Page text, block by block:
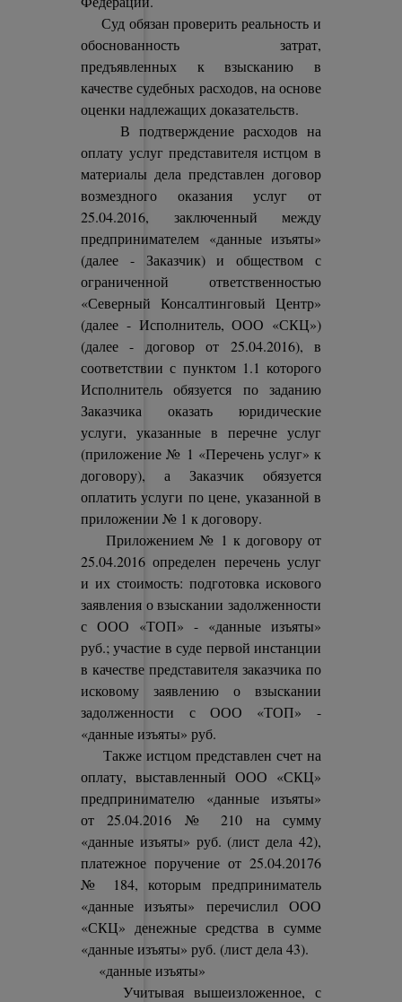
Суд обязан проверить реальность и
обоснованность затрат,
предъявленных к взысканию в
качестве судебных расходов, на основе
оценки надлежащих доказательств.
В подтверждение расходов на
оплату услуг представителя истцом в
материалы дела представлен договор
возмездного оказания услуг от
25.04.2016, заключенный между
предпринимателем «данные изъяты»
(далее - Заказчик) и обществом с
ограниченной ответственностью
«Северный Консалтинговый Центр»
(далее - Исполнитель, ООО «СКЦ»)
(далее - договор от 25.04.2016), в
соответствии с пунктом 1.1 которого
Исполнитель обязуется по заданию
Заказчика оказать юридические
услуги, указанные в перечне услуг
(приложение № 1 «Перечень услуг» к
договору), а Заказчик обязуется
оплатить услуги по цене, указанной в
приложении № 1 к договору.
Приложением № 1 к договору от
25.04.2016 определен перечень услуг
и их стоимость: подготовка искового
заявления о взыскании задолженности
с ООО «ТОП» - «данные изъяты»
руб.; участие в суде первой инстанции
в качестве представителя заказчика по
исковому заявлению о взыскании
задолженности с ООО «ТОП» -
«данные изъяты» руб.
Также истцом представлен счет на
оплату, выставленный ООО «СКЦ»
предпринимателю «данные изъяты»
от 25.04.2016 № 210 на сумму
«данные изъяты» руб. (лист дела 42),
платежное поручение от 25.04.20176
№ 184, которым предприниматель
«данные изъяты» перечислил ООО
«СКЦ» денежные средства в сумме
«данные изъяты» руб. (лист дела 43).
«данные изъяты»
Учитывая вышеизложенное, с